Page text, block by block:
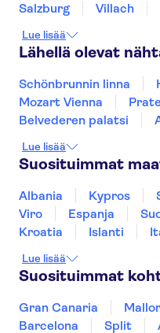
Salzburg
Villach
Lue lisää
Lähellä olevat
Schönbrunnin linna
Mozart Vienna
Belvederen palatsi
Spanish Riding School
St. Stephen's Cathedral
Mozart Residenz
Swarovski Crystal
Lue lisää
Suosituimmat
Albania Kypros
Viro
Espanja
Kroatia
Islanti
Portugali
Ruotsi
Turkki
Lue lisää
Suosituimmat
Gran Canaria
Barcelona
Split